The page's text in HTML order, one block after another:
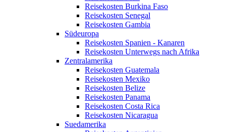
Reisekosten Burkina Faso
Reisekosten Senegal
Reisekosten Gambia
Südeuropa
Reisekosten Spanien - Kanaren
Reisekosten Unterwegs nach Afrika
Zentralamerika
Reisekosten Guatemala
Reisekosten Mexiko
Reisekosten Belize
Reisekosten Panama
Reisekosten Costa Rica
Reisekosten Nicaragua
Suedamerika